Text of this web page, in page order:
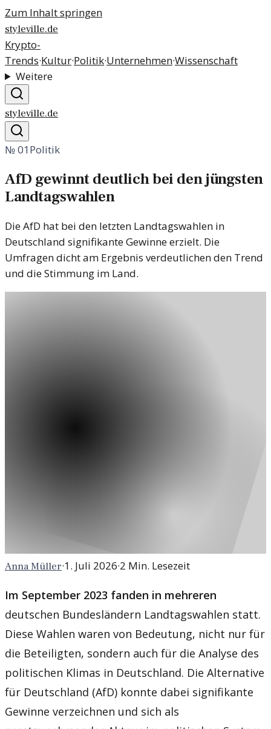
Zum Inhalt springen
styleville.de
Krypto-
Trends·Kultur·Politik·Unternehmen·Wissenschaft
Weitere
styleville.de
№01Politik
AfD gewinnt deutlich bei den jüngsten
Landtagswahlen
Die AfD hat bei den letzten Landtagswahlen in
Deutschland signifikante Gewinne erzielt. Die
Umfragen dicht am Ergebnis verdeutlichen den Trend
und die Stimmung im Land.
Anna Müller·1. Juli 2026·2 Min. Lesezeit
Im September 2023 fanden in mehreren
deutschen Bundesländern Landtagswahlen statt.
Diese Wahlen waren von Bedeutung, nicht nur für
die Beteiligten, sondern auch für die Analyse des
politischen Klimas in Deutschland. Die Alternative
für Deutschland (AfD) konnte dabei signifikante
Gewinne verzeichnen und sich als